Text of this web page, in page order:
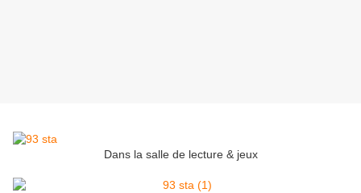
Dans la salle de lecture & jeux